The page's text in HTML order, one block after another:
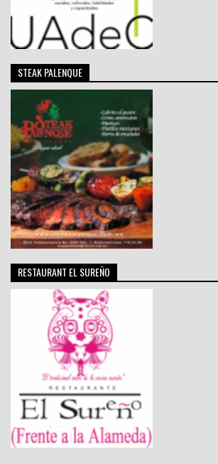
STEAK PALENQUE
RESTAURANT EL SUREÑO